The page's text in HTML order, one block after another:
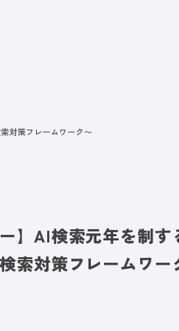
対策フレームワーク〜
】AI検索元年を制
索対策フレームワー